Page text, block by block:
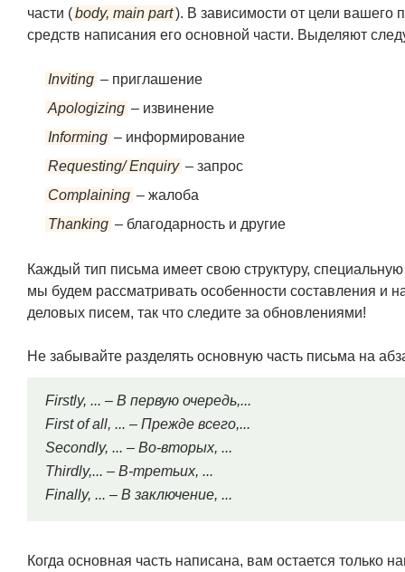
части (body, main part). В зависимости от цели вашего
средств написания его основной части. Выделяют
Inviting – приглашение
Apologizing – извинение
Informing – информирование
Requesting/ Enquiry – запрос
Complaining – жалоба
Thanking – благодарность и другие
Каждый тип письма имеет свою структуру,
мы будем рассматривать особенности составления и
деловых писем, так что следите за обновлениями!
Не забывайте разделять основную часть письма на
Firstly, ... – В первую очередь,...
First of all, ... – Прежде всего,...
Secondly, ... – Во-вторых, ...
Thirdly,... – В-третьих, ...
Finally, ... – В заключение, ...
Когда основная часть написана, вам остается только